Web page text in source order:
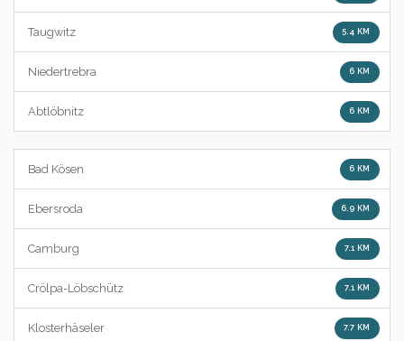
Taugwitz 5.4 KM
Niedertrebra 6 KM
Abtlöbnitz 6 KM
Bad Kösen 6 KM
Ebersroda 6.9 KM
Camburg 7.1 KM
Crölpa-Löbschütz 7.1 KM
Klosterhäseler 7.7 KM